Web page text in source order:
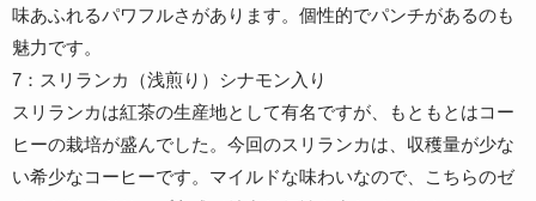
味あふれるパワフルさがあります。個性的でパンチがあるのも
魅力です。
7：スリランカ（浅煎り）シナモン入り
スリランカは紅茶の生産地として有名ですが、もともとはコー
ヒーの栽培が盛んでした。今回のスリランカは、収穫量が少な
い希少なコーヒーです。マイルドな味わいなので、こちらのゼ